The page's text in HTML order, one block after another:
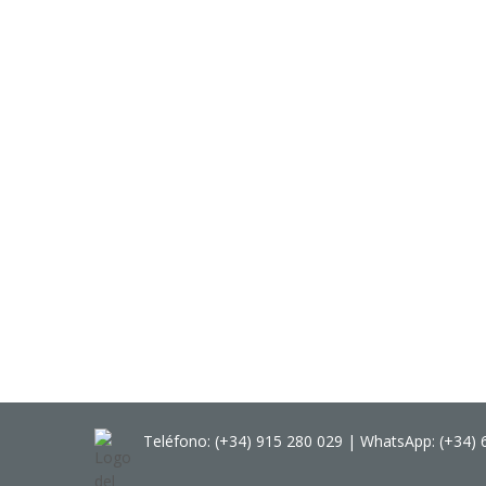
Teléfono: (+34) 915 280 029 | WhatsApp: (+34)